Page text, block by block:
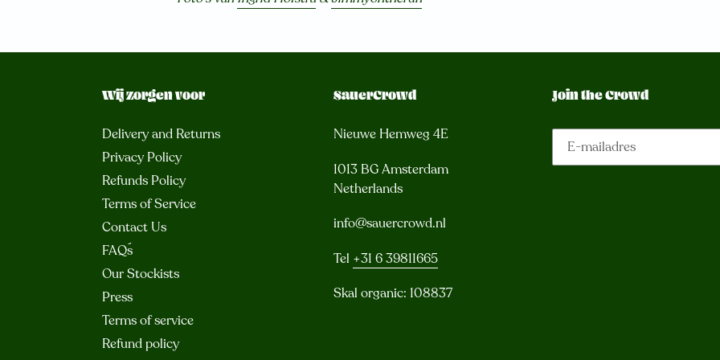
Wij zorgen voor
Delivery and Returns
Privacy Policy
Refunds Policy
Terms of Service
Contact Us
FAQ´s
Our Stockists
Press
Terms of service
Refund policy
SauerCrowd
Nieuwe Hemweg 4E
1013 BG Amsterdam
Netherlands
info@sauercrowd.nl
Tel +31 6 39811665
Skal organic: 108837
Join the Crowd